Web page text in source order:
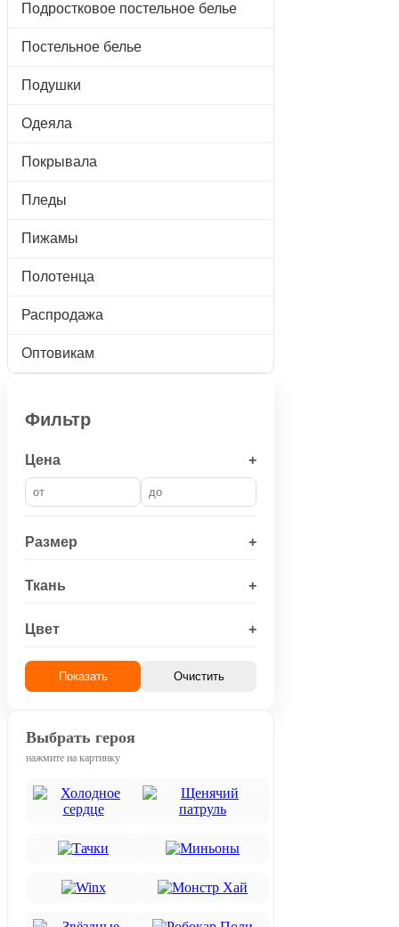
Подростковое постельное белье
Постельное белье
Подушки
Одеяла
Покрывала
Пледы
Пижамы
Полотенца
Распродажа
Оптовикам
Фильтр
Цена +
Размер +
Ткань +
Цвет +
Показать Очистить
Выбрать героя
нажмите на картинку